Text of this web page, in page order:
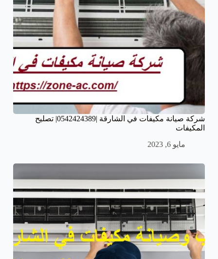
شركة صيانة مكيفات في الشارقة |0542424389| تصليح
المكيفات
مايو 6, 2023